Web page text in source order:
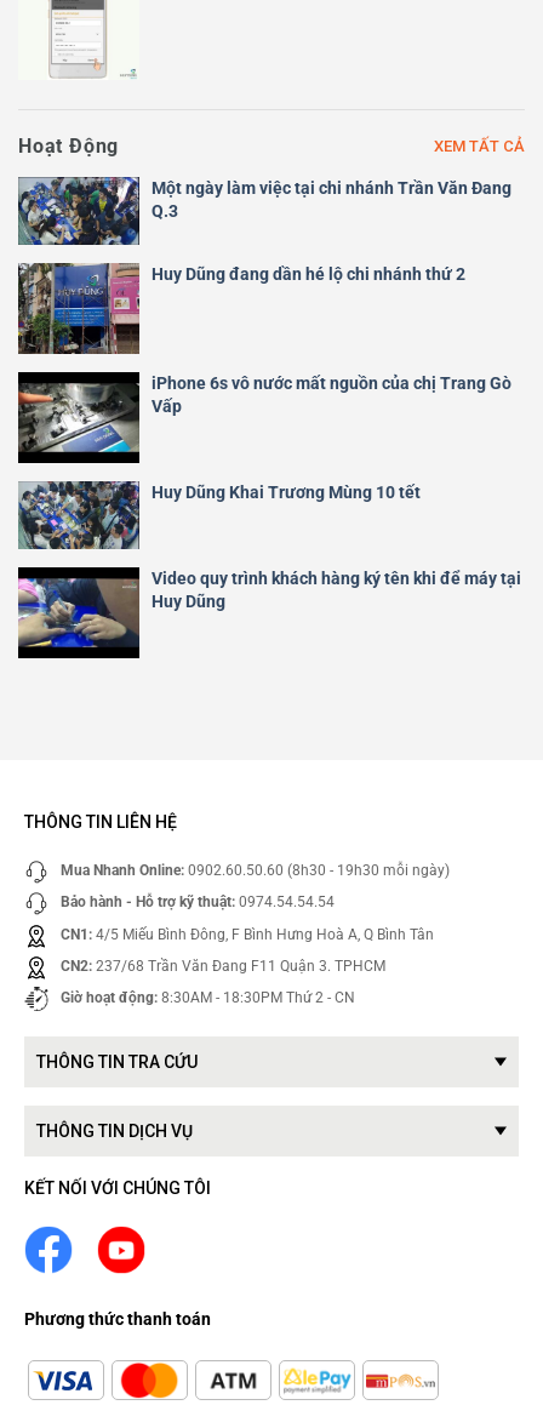
Hoạt Động XEM TẤT CẢ
Một ngày làm việc tại chi nhánh Trần Văn Đang
Q.3
Huy Dũng đang dần hé lộ chi nhánh thứ 2
iPhone 6s vô nước mất nguồn của chị Trang Gò
Vấp
Huy Dũng Khai Trương Mùng 10 tết
Video quy trình khách hàng ký tên khi để máy tại
Huy Dũng
THÔNG TIN LIÊN HỆ
Mua Nhanh Online: 0902.60.50.60 (8h30 - 19h30 mỗi ngày)
Bảo hành - Hỗ trợ kỹ thuật: 0974.54.54.54
CN1: 4/5 Miếu Bình Đông, F Bình Hưng Hoà A, Q Bình Tân
CN2: 237/68 Trần Văn Đang F11 Quận 3. TPHCM
Giờ hoạt động: 8:30AM - 18:30PM Thứ 2 - CN
THÔNG TIN TRA CỨU
THÔNG TIN DỊCH VỤ
KẾT NỐI VỚI CHÚNG TÔI
Phương thức thanh toán